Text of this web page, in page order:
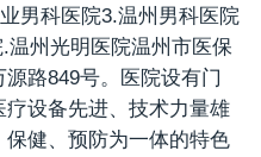
男科医院3.温州男科医院
温州光明医院温州市医保
路849号。医院设有门
疗设备先进、技术力量雄
健、预防为一体的特色